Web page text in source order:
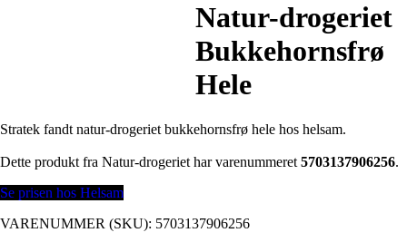
Natur-drogeriet
Bukkehornsfrø
Hele
Stratek fandt natur-drogeriet bukkehornsfrø hele hos helsam.
Dette produkt fra Natur-drogeriet har varenummeret 5703137906256.
Se prisen hos Helsam
VARENUMMER (SKU): 5703137906256